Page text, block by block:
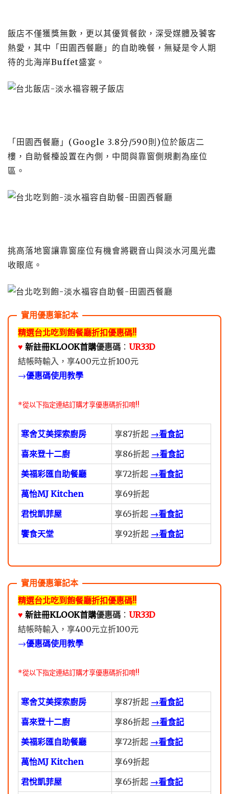
飯店不僅獲獎無數，更以其優質餐飲，深受媒體及饕客
熱愛，其中「田園西餐廳」的自助晚餐，無疑是令人期
待的北海岸Buffet盛宴。
「田園西餐廳」(Google 3.8分/590則)位於飯店二
樓，自助餐檯設置在內側，中間與靠窗側規劃為座位
區。
挑高落地窗讓靠窗座位有機會將觀音山與淡水河風光盡
收眼底。
精選台北吃到飽餐廳折扣優惠碼!!
♥️ 新註冊KLOOK首購優惠碼 ： UR33D
結帳時輸入，享400元立折100元
→優惠碼使用教學
*從以下指定連結訂購才享優惠碼折扣唷!!
寒舍艾美探索廚房 享87折起 →看食記
喜來登十二廚
享86折起 →看食記
美福彩匯自助餐廳
享72折起 →看食記
萬怡MJ Kitchen
享69折起
君悅凱菲屋
享65折起 →看食記
饗食天堂
享92折起 →看食記
精選台北吃到飽餐廳折扣優惠碼!!
♥️ 新註冊KLOOK首購優惠碼 ： UR33D
結帳時輸入，享400元立折100元
→優惠碼使用教學
*從以下指定連結訂購才享優惠碼折扣唷!!
寒舍艾美探索廚房 享87折起 →看食記
喜來登十二廚
享86折起 →看食記
美福彩匯自助餐廳
享72折起 →看食記
萬怡MJ Kitchen
享69折起
君悅凱菲屋
享65折起 →看食記